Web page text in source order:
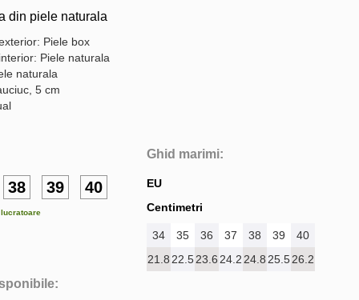
din piele naturala
Piele box
Piele naturala
naturala
5 cm
38 39 40
Ghid marimi:
EU
Centimetri
34 35 36 37 38 39
40
21.8 22.523.6 24.2 24.8 25.526.2